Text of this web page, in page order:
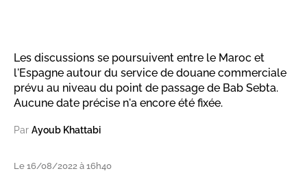
Les discussions se poursuivent entre le Maroc et
l'Espagne autour du service de douane commerciale
prévu au niveau du point de passage de Bab Sebta.
Aucune date précise n'a encore été fixée.
Par Ayoub Khattabi
Le 16/08/2022 à 16h40